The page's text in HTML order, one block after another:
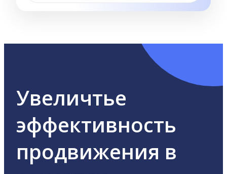
Увеличтье
эффективность
продвижения в